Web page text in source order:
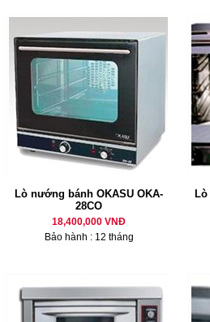
Lò nướng bánh OKASU OKA-
28CO
18,400,000 VNĐ
Bảo hành : 12 tháng